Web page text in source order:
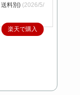
料別) (2026/5/
楽天で購入